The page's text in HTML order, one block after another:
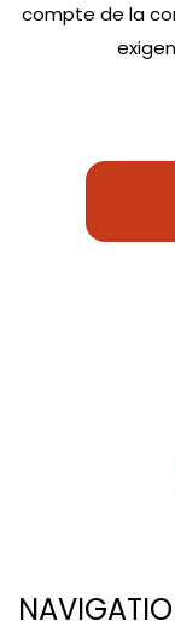
compte de la